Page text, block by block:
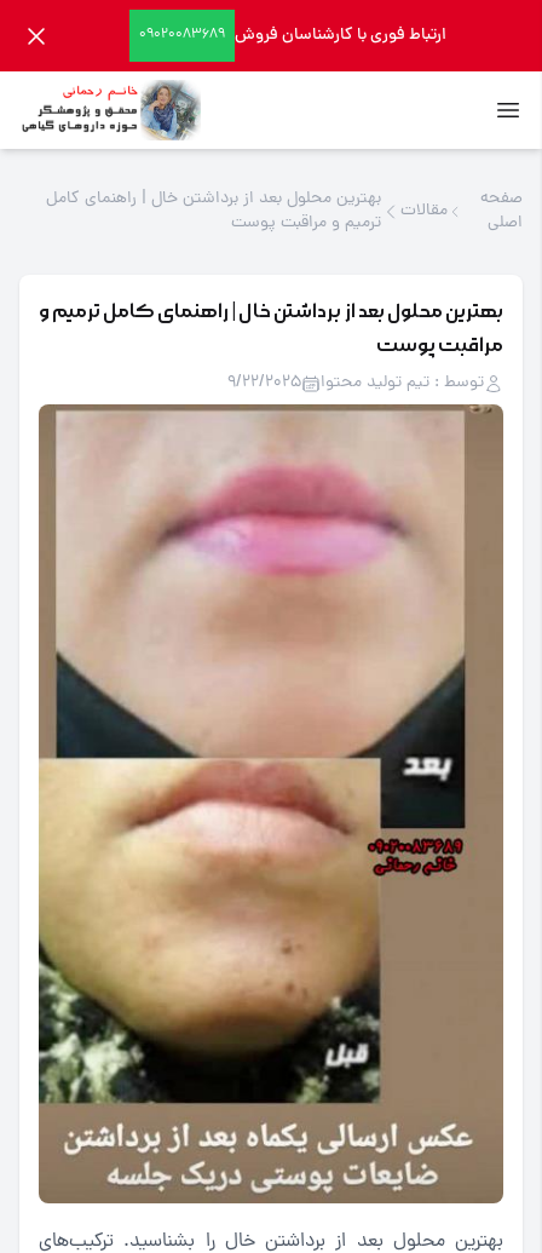
ارتباط فوری با کارشناسان فروش 09020083689
صفحه
اصلی
مقالات
بهترین محلول بعد از برداشتن خال | راهنمای کامل
ترمیم و مراقبت پوست
بهترین محلول بعد از برداشتن خال | راهنمای کامل ترمیم و
مراقبت پوست
توسط : تیم تولید محتوا 9/22/2025
بهترین محلول بعد از برداشتن خال را بشناسید. ترکیب‌های